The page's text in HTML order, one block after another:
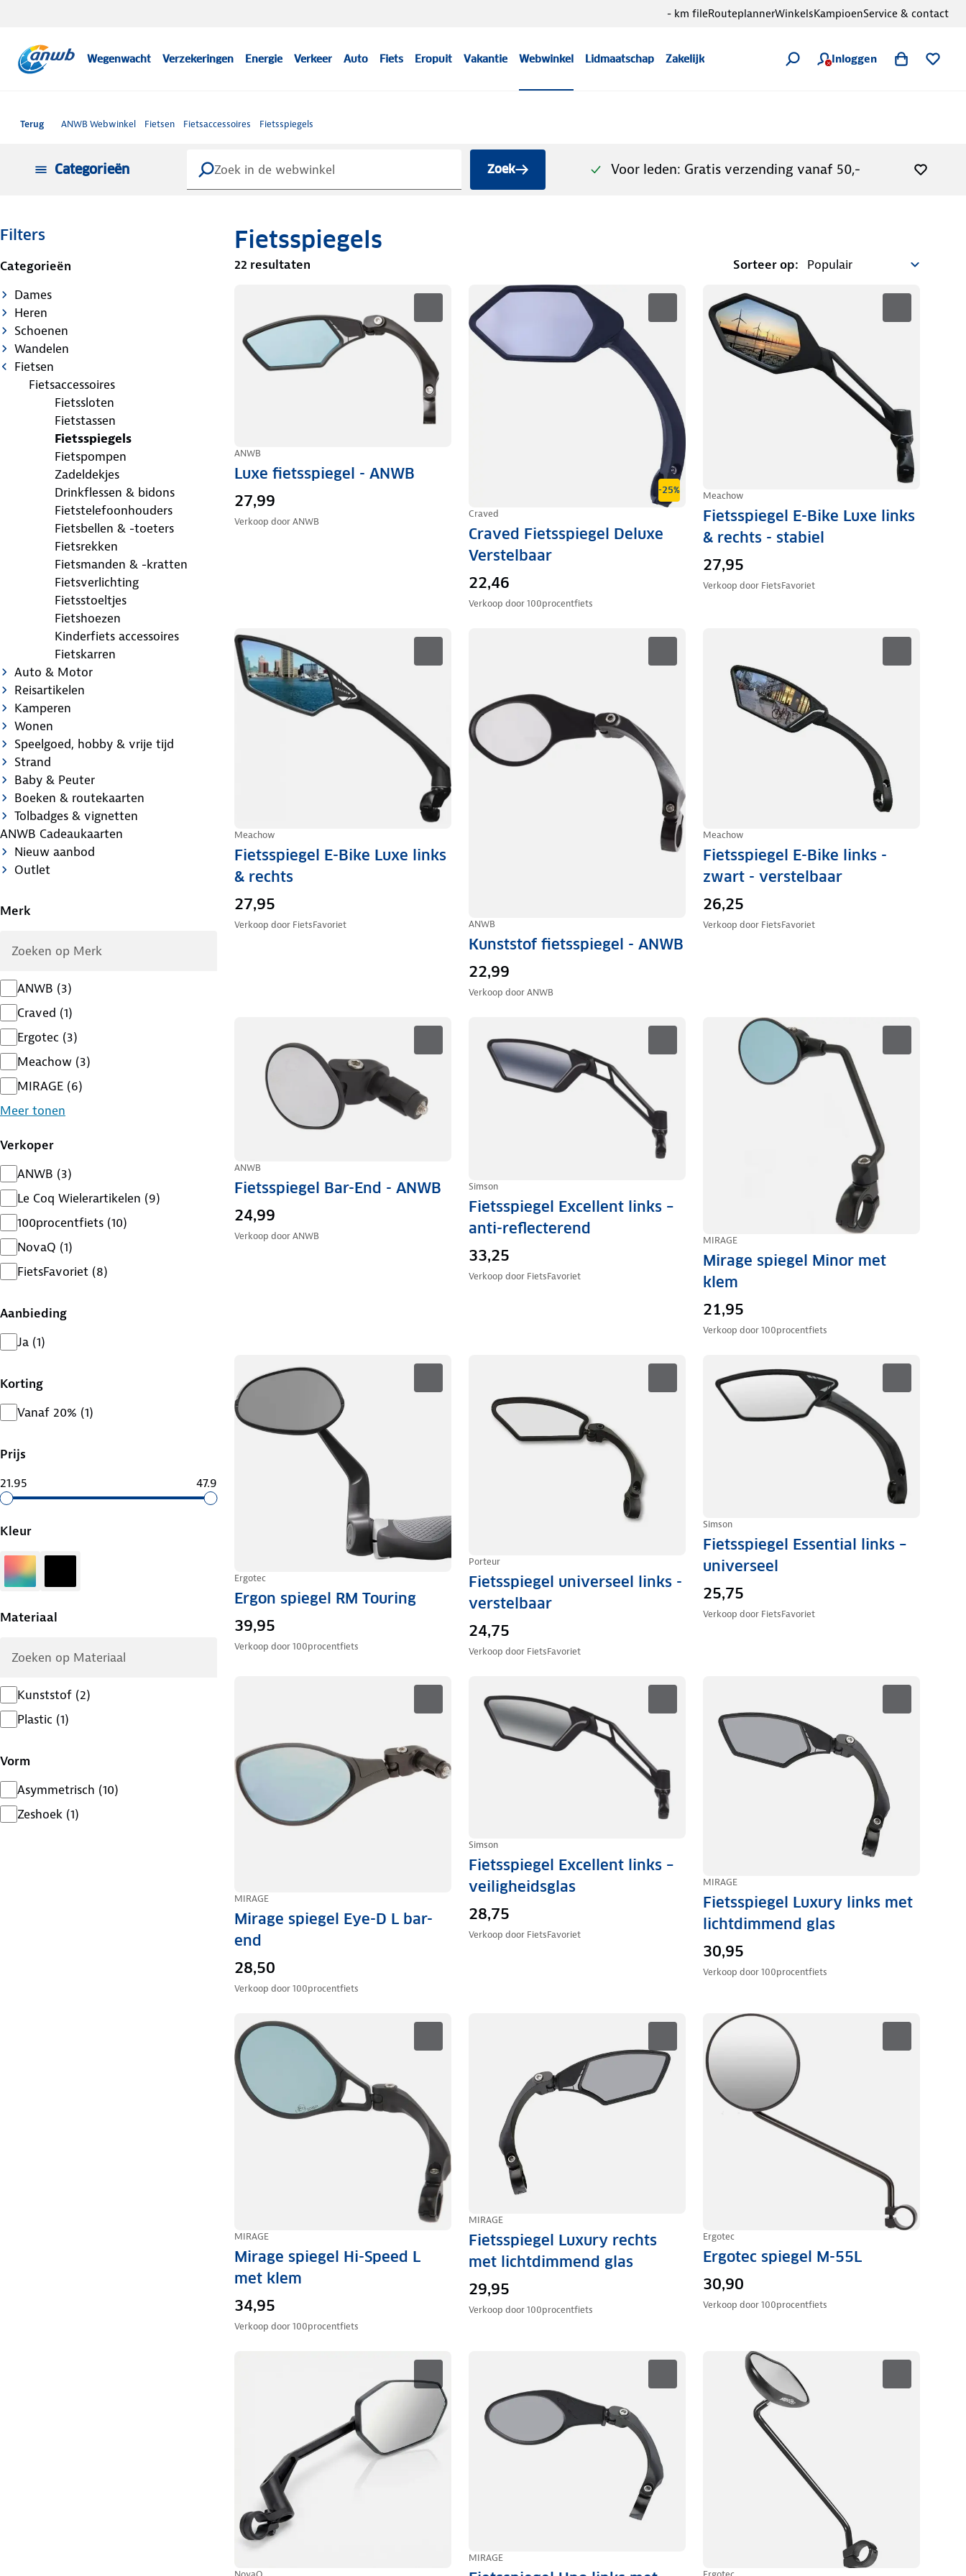
Wegenwacht Verzekeringen Energie Verkeer Auto Fiets Eropuit Vakantie Webwinkel Lidmaatschap Zakelijk Inloggen
- km fileRouteplannerWinkelsKampioenService & contact
Terug ANWB Webwinkel Fietsen Fietsaccessoires Fietsspiegels
Categorieën Zoek Voor leden: Gratis verzending vanaf 50,-
Filters
Categorieën
Dames
Heren
Schoenen
Wandelen
Fietsen
Fietsaccessoires
Fietssloten
Fietstassen
Fietsspiegels
Fietspompen
Zadeldekjes
Drinkflessen & bidons
Fietstelefoonhouders
Fietsbellen & -toeters
Fietsrekken
Fietsmanden & -kratten
Fietsverlichting
Fietsstoeltjes
Fietshoezen
Kinderfiets accessoires
Fietskarren
Auto & Motor
Reisartikelen
Kamperen
Wonen
Speelgoed, hobby & vrije tijd
Strand
Baby & Peuter
Boeken & routekaarten
Tolbadges & vignetten
ANWB Cadeaukaarten
Nieuw aanbod
Outlet
Merk
ANWB (3)
Craved (1)
Ergotec (3)
Meachow (3)
MIRAGE (6)
Meer tonen
Verkoper
ANWB (3)
Le Coq Wielerartikelen (9)
100procentfiets (10)
NovaQ (1)
FietsFavoriet (8)
Aanbieding
Ja (1)
Korting
Vanaf 20% (1)
Prijs
21.95
47.9
Kleur
Diversen
Materiaal
Kunststof (2)
Plastic (1)
Vorm
Asymmetrisch (10)
Zeshoek (1)
Fietsspiegels
22 resultaten Sorteer op:
ANWB
Luxe fietsspiegel - ANWB
27,99
Verkoop doorANWB
-25%
Craved
Craved Fietsspiegel Deluxe
Verstelbaar
22,46
Verkoop door100procentfiets
Meachow
Fietsspiegel E-Bike Luxe links
& rechts - stabiel
27,95
Verkoop door FietsFavoriet
Meachow
Fietsspiegel E-Bike Luxe links
& rechts
27,95
Verkoop door FietsFavoriet ANWB
Kunststof fietsspiegel - ANWB
22,99
Verkoop doorANWB
Meachow
Fietsspiegel E-Bike links -
zwart - verstelbaar
26,25
Verkoop door FietsFavoriet
ANWB
Fietsspiegel Bar-End - ANWB
24,99
Verkoop doorANWB
Simson
Fietsspiegel Excellent links –
anti-reflecterend
33,25
Verkoop door FietsFavoriet
MIRAGE
Mirage spiegel Minor met
klem
21,95
Verkoop door100procentfiets
Ergotec
Ergon spiegel RM Touring
39,95
Verkoop door100procentfiets
Porteur
Fietsspiegel universeel links -
verstelbaar
24,75
Verkoop door FietsFavoriet
Simson
Fietsspiegel Essential links –
universeel
25,75
Verkoop door FietsFavoriet
MIRAGE
Mirage spiegel Eye-D L bar-
end
28,50
Verkoop door100procentfiets
Simson
Fietsspiegel Excellent links –
veiligheidsglas
28,75
Verkoop door FietsFavoriet
MIRAGE
Fietsspiegel Luxury links met
lichtdimmend glas
30,95
Verkoop door100procentfiets
MIRAGE
Mirage spiegel Hi-Speed L
met klem
34,95
Verkoop door100procentfiets
MIRAGE
Fietsspiegel Luxury rechts
met lichtdimmend glas
29,95
Verkoop door100procentfiets
Ergotec
Ergotec spiegel M-55L
30,90
Verkoop door100procentfiets
MIRAGE